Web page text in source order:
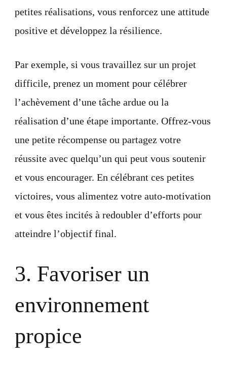
petites réalisations, vous renforcez une attitude
positive et développez la résilience.
Par exemple, si vous travaillez sur un projet
difficile, prenez un moment pour célébrer
l’achèvement d’une tâche ardue ou la
réalisation d’une étape importante. Offrez-vous
une petite récompense ou partagez votre
réussite avec quelqu’un qui peut vous soutenir
et vous encourager. En célébrant ces petites
victoires, vous alimentez votre auto-motivation
et vous êtes incités à redoubler d’efforts pour
atteindre l’objectif final.
3. Favoriser un
environnement
propice